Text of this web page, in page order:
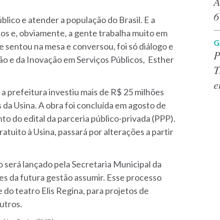
e atender a população do Brasil. E a
e, obviamente, a gente trabalha muito em
na mesa e conversou, foi só diálogo e
e da Inovação em Serviços Públicos, Esther
prefeitura investiu mais de R$ 25 milhões
Usina. A obra foi concluída em agosto de
do edital da parceria público-privada (PPP).
à Usina, passará por alterações a partir
será lançado pela Secretaria Municipal da
da futura gestão assumir. Esse processo
do teatro Elis Regina, para projetos de